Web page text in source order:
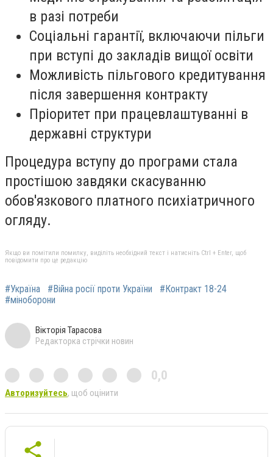
в разі потреби
Соціальні гарантії, включаючи пільги
при вступі до закладів вищої освіти
Можливість пільгового кредитування
після завершення контракту
Пріоритет при працевлаштуванні в
державні структури
Процедура вступу до програми стала
простішою завдяки скасуванню
обов'язкового платного психіатричного
огляду.
Якщо ви помітили помилку, виділіть необхідний текст і натисніть Ctrl + Enter, щоб
повідомити про це редакцію
#Україна #Війна росії проти України
#Контракт 18-24
#міноборони
Вікторія Тарасова
Редакторка стрічки новин
0,0
Авторизуйтесь, щоб оцінити